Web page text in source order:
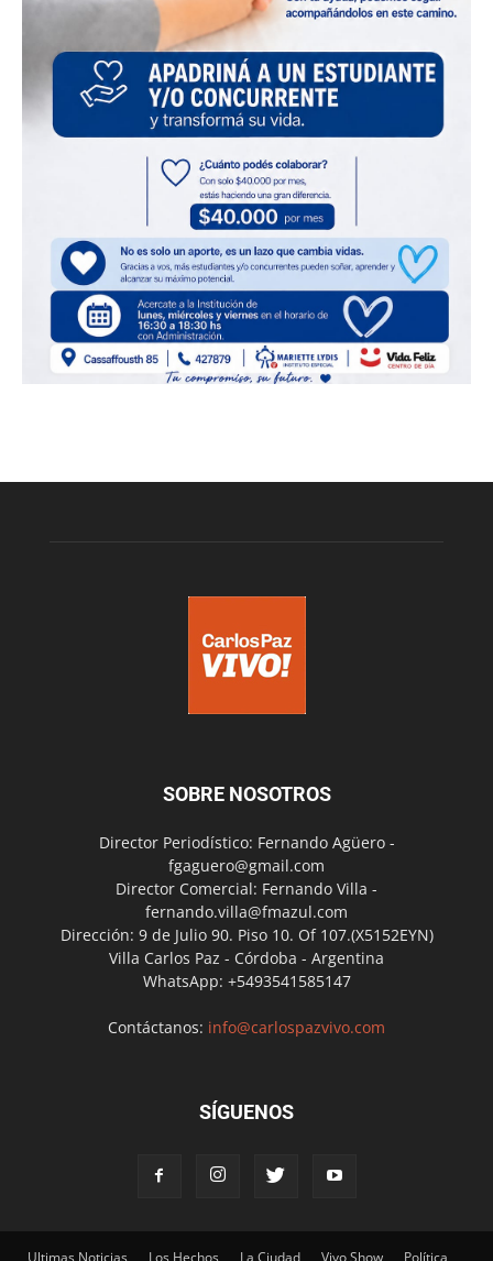
SOBRE NOSOTROS
Director Periodístico: Fernando Agüero -
fgaguero@gmail.com
Director Comercial: Fernando Villa -
fernando.villa@fmazul.com
Dirección: 9 de Julio 90. Piso 10. Of 107.(X5152EYN)
Villa Carlos Paz - Córdoba - Argentina
WhatsApp: +5493541585147
Contáctanos: info@carlospazvivo.com
SÍGUENOS
Ultimas Noticias Los Hechos La Ciudad Vivo Show Política